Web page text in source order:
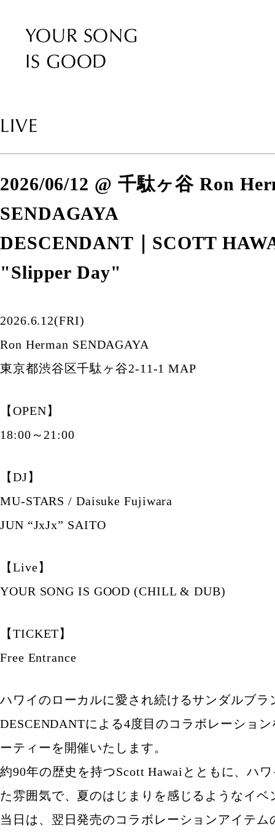
YOUR SONG
IS GOOD
LIVE
2026/06/12 @ 千駄ヶ谷 Ron
SENDAGAYA
DESCENDANT｜SCOTT
"Slipper Day"
2026.6.12(FRI)
Ron Herman SENDAGAYA
東京都渋谷区千駄ヶ谷2-11-1 MAP
【OPEN】
18:00～21:00
【DJ】
MU-STARS / Daisuke Fujiwara
JUN “JxJx” SAITO
【Live】
YOUR SONG IS GOOD (CHILL & DUB)
【TICKET】
Free Entrance
ハワイのローカルに愛され続けるサンダルブラ
DESCENDANTによる4度目のコラボレーショ
ーティーを開催いたします。
約90年の歴史を持つScott Hawaiとともに、ハ
た雰囲気で、夏のはじまりを感じるようなイ
当日は、翌日発売のコラボレーションアイテ